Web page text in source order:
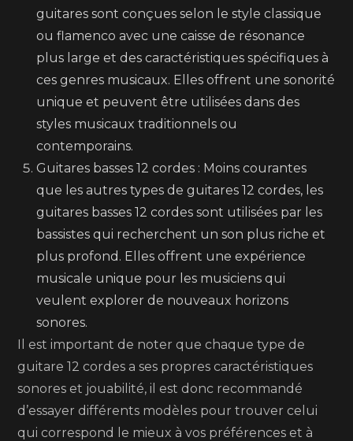
guitares sont conçues selon le style classique
ou flamenco avec une caisse de résonance
plus large et des caractéristiques spécifiques à
ces genres musicaux. Elles offrent une sonorité
unique et peuvent être utilisées dans des
styles musicaux traditionnels ou
contemporains.
Guitares basses 12 cordes : Moins courantes
que les autres types de guitares 12 cordes, les
guitares basses 12 cordes sont utilisées par les
bassistes qui recherchent un son plus riche et
plus profond. Elles offrent une expérience
musicale unique pour les musiciens qui
veulent explorer de nouveaux horizons
sonores.
Il est important de noter que chaque type de
guitare 12 cordes a ses propres caractéristiques
sonores et jouabilité, il est donc recommandé
d’essayer différents modèles pour trouver celui
qui correspond le mieux à vos préférences et à